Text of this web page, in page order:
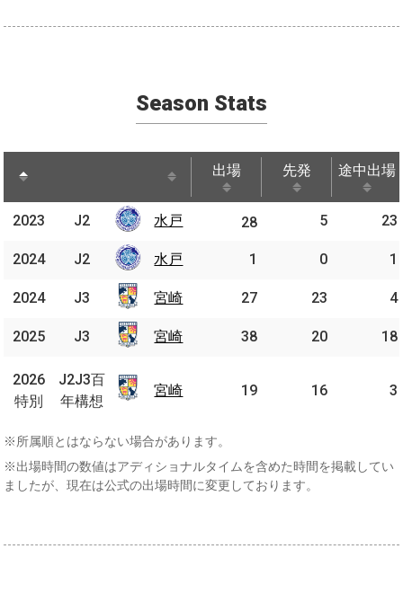
Season Stats
出場 先発 途中出場
途中出場
2023 水戸 28 5 23
2024 水戸 1 0 1
2024 宮崎 27 23 4
2025 宮崎 38 20 18
2026
特別
百年
構想
宮崎 19 16 3
2023 J2 水戸
2024 J2 水戸
2024 J3 宮崎
2025 J3 宮崎
2026
特別
J2J3百
年構想
宮崎
※所属順とはならない場合があります。
※出場時間の数値はアディショナルタイムを含めた時間を掲載してい
ましたが、現在は公式の出場時間に変更しております。